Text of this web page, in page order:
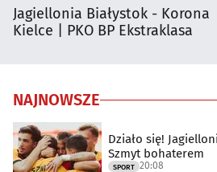
Jagiellonia Białystok - Korona
Kielce | PKO BP Ekstraklasa
NAJNOWSZE
Działo się!
Szmyt bohaterem
SPORT 20:08